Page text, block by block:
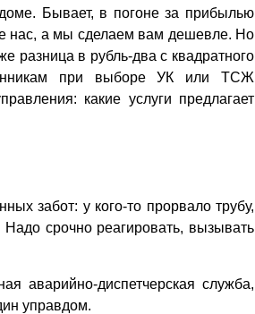
Бывает, в погоне за прибылью
нас, а мы сделаем вам дешевле. Но
разница в рубль-два с квадратного
при выборе УК или ТСЖ
какие услуги предлагает
забот: у кого-то прорвало трубу,
срочно реагировать, вызывать
аварийно-диспетчерская служба,
управдом.